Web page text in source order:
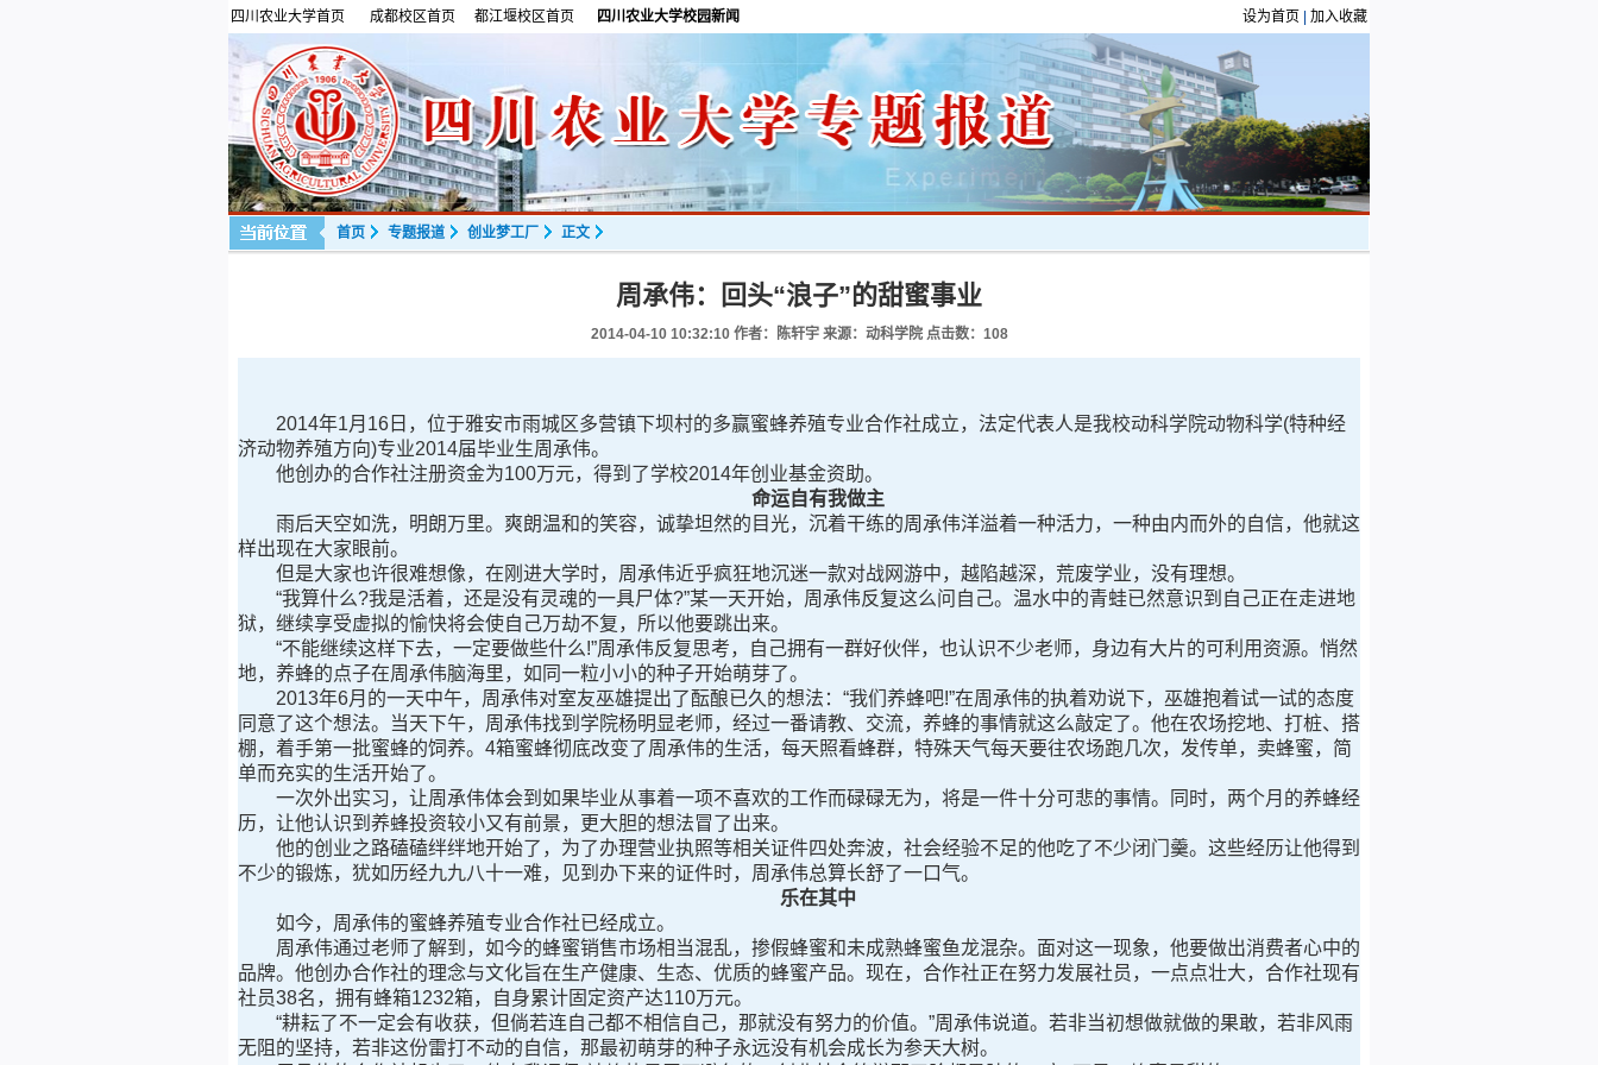
四川农业大学首页 成都校区首页 都江堰校区首页 四川农业大学校园新闻 设为首页 加入收藏
首页 专题报道 创业梦工厂 正文
周承伟：回头“浪子”的甜蜜事业
2014-04-10 10:32:10作者：陈轩宇 来源：动科学院 点击数： 108
2014年1月16日，位于雅安市雨城区多营镇下坝村的多赢蜜蜂养殖专业合作社成立，法定代表人是我校动科学院动物科学(特种经
济动物养殖方向)专业2014届毕业生周承伟。
他创办的合作社注册资金为100万元，得到了学校2014年创业基金资助。
命运自有我做主
雨后天空如洗，明朗万里。爽朗温和的笑容，诚挚坦然的目光，沉着干练的周承伟洋溢着一种活力，一种由内而外的自信，他就这
样出现在大家眼前。
但是大家也许很难想像，在刚进大学时，周承伟近乎疯狂地沉迷一款对战网游中，越陷越深，荒废学业，没有理想。
“我算什么?我是活着，还是没有灵魂的一具尸体?”某一天开始，周承伟反复这么问自己。温水中的青蛙已然意识到自己正在走进地
狱，继续享受虚拟的愉快将会使自己万劫不复，所以他要跳出来。
“不能继续这样下去，一定要做些什么!”周承伟反复思考，自己拥有一群好伙伴，也认识不少老师，身边有大片的可利用资源。悄然
地，养蜂的点子在周承伟脑海里，如同一粒小小的种子开始萌芽了。
2013年6月的一天中午，周承伟对室友巫雄提出了酝酿已久的想法：“我们养蜂吧!”在周承伟的执着劝说下，巫雄抱着试一试的态度
同意了这个想法。当天下午，周承伟找到学院杨明显老师，经过一番请教、交流，养蜂的事情就这么敲定了。他在农场挖地、打桩、搭
棚，着手第一批蜜蜂的饲养。4箱蜜蜂彻底改变了周承伟的生活，每天照看蜂群，特殊天气每天要往农场跑几次，发传单，卖蜂蜜，简
单而充实的生活开始了。
一次外出实习，让周承伟体会到如果毕业从事着一项不喜欢的工作而碌碌无为，将是一件十分可悲的事情。同时，两个月的养蜂经
历，让他认识到养蜂投资较小又有前景，更大胆的想法冒了出来。
他的创业之路磕磕绊绊地开始了，为了办理营业执照等相关证件四处奔波，社会经验不足的他吃了不少闭门羹。这些经历让他得到
不少的锻炼，犹如历经九九八十一难，见到办下来的证件时，周承伟总算长舒了一口气。
乐在其中
如今，周承伟的蜜蜂养殖专业合作社已经成立。
周承伟通过老师了解到，如今的蜂蜜销售市场相当混乱，掺假蜂蜜和未成熟蜂蜜鱼龙混杂。面对这一现象，他要做出消费者心中的
品牌。他创办合作社的理念与文化旨在生产健康、生态、优质的蜂蜜产品。现在，合作社正在努力发展社员，一点点壮大，合作社现有
社员38名，拥有蜂箱1232箱，自身累计固定资产达110万元。
“耕耘了不一定会有收获，但倘若连自己都不相信自己，那就没有努力的价值。”周承伟说道。若非当初想做就做的果敢，若非风雨
无阻的坚持，若非这份雷打不动的自信，那最初萌芽的种子永远没有机会成长为参天大树。